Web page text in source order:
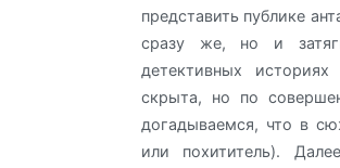
представить публике
сразу же, но и
детективных
скрыта, но по
догадываемся, что в
или похититель).